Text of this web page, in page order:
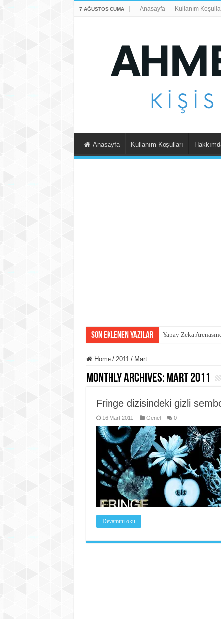
7 AĞUSTOS CUMA Anasayfa Kullanım
Anasayfa Kullanım Koşulları
Son eklenen yazılar Yapay Zeka
Home / 2011 / Mart
Monthly Archives: Mart 2011
Fringe dizisindeki gizli
16 Mart 2011 Genel 0
Devamını oku